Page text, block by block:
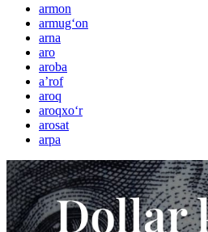
armon
armug‘on
arna
aro
aroba
aʼrof
aroq
aroqxo‘r
arosat
arpa